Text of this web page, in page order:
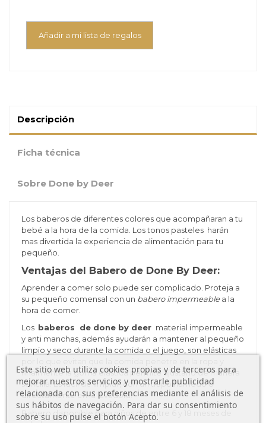
Añadir a mi lista de regalos
Descripción
Ficha técnica
Sobre Done by Deer
Los baberos de diferentes colores que acompañaran a tu
bebé a la hora de la comida. Los tonos pasteles harán
mas divertida la experiencia de alimentación para tu
pequeño.
Ventajas del Babero de Done By Deer:
Aprender a comer solo puede ser complicado. Proteja a
su pequeño comensal con un babero impermeablea la
hora de comer.
Los baberos de done by deer material impermeable
y anti manchas, además ayudarán a mantener al pequeño
limpio y seco durante la comida o el juego, son elásticas
finalmente la goma elástica permite ajustarlo de manera
sencilla. Es fácil de limpiar, con un trapo húmedo o
directamente en la lavadora.
Babero disponible para niños de entre 6 y 18 meses de
Este sitio web utiliza cookies propias y de terceros para
mejorar nuestros servicios y mostrarle publicidad
relacionada con sus preferencias mediante el análisis de
sus hábitos de navegación. Para dar su consentimiento
sobre su uso pulse el botón Acepto.